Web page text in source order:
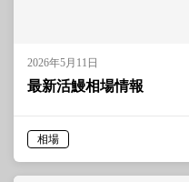
2026年5月11日
最新活鰻相場情報
相場